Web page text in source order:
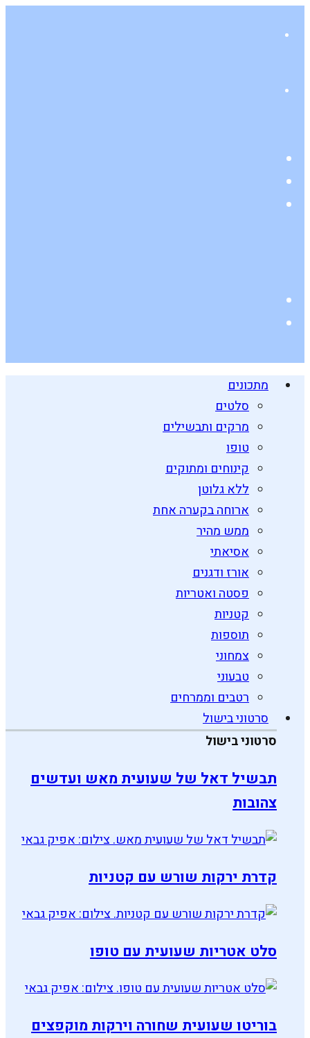
מתכונים
סלטים
מרקים ותבשילים
טופו
קינוחים ומתוקים
ללא גלוטן
ארוחה בקערה אחת
ממש מהיר
אסיאתי
אורז ודגנים
פסטה ואטריות
קטניות
תוספות
צמחוני
טבעוני
רטבים וממרחים
סרטוני בישול
סרטוני בישול
תבשיל דאל של שעועית מאש ועדשים
צהובות
קדרת ירקות שורש עם קטניות
סלט אטריות שעועית עם טופו
בוריטו שעועית שחורה וירקות מוקפצים